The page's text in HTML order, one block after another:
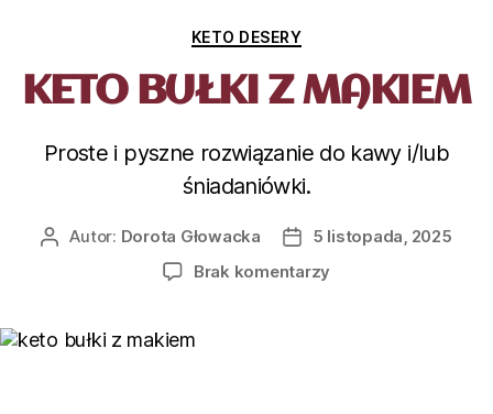
KETO DESERY
KETO BUŁKI Z MAKIEM
Proste i pyszne rozwiązanie do kawy i/lub
śniadaniówki.
Autor: Dorota Głowacka
5 listopada, 2025
Brak komentarzy